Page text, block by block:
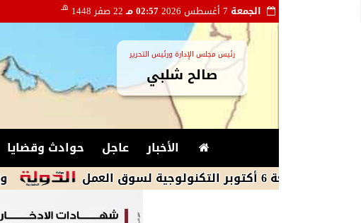
الجمعة 02:57 مـ 22 صفر 1448 هـ
رئيس مجلس الإدارة ورئيس التحرير
صالح شلبي
الأخبار عاجل حوادث وقضايا
وزير الصحة